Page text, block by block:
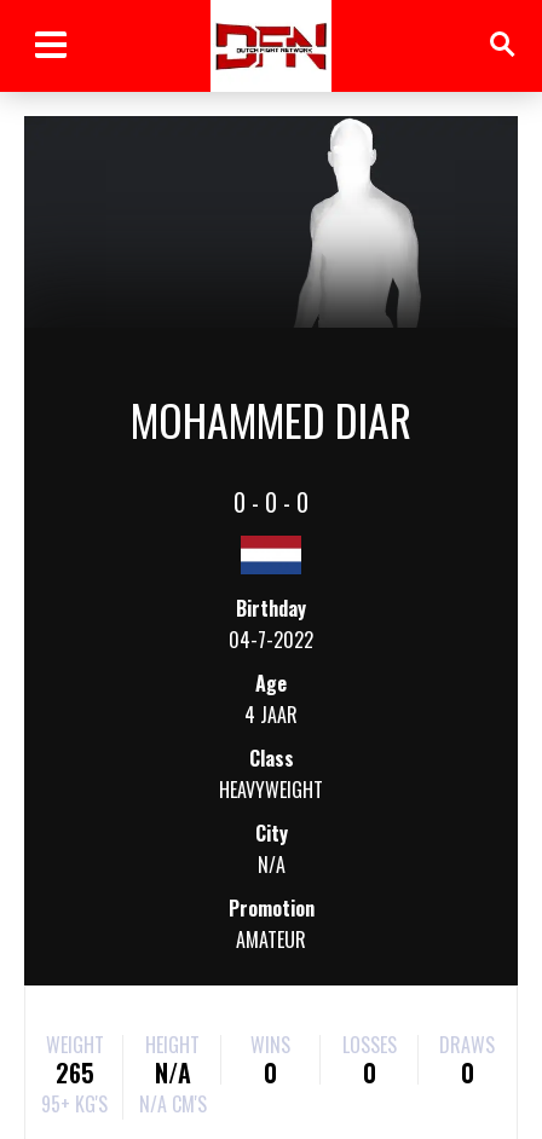
MOHAMMED DIAR
0 - 0 - 0
Birthday
04-7-2022
Age
4 JAAR
Class
HEAVYWEIGHT
City
N/A
Promotion
AMATEUR
WEIGHT
265
95+ KG'S
HEIGHT
N/A
N/A CM'S
WINS
0
LOSSES
0
DRAWS
0